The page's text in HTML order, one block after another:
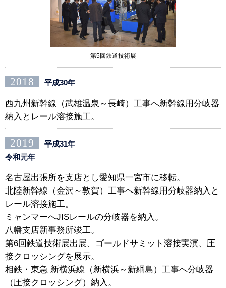
第5回鉄道技術展
2018 平成30年
西九州新幹線（武雄温泉～長崎）工事へ新幹線用分岐器
納入とレール溶接施工。
2019
平成31年
令和元年
名古屋出張所を支店とし愛知県一宮市に移転。
北陸新幹線（金沢～敦賀）工事へ新幹線用分岐器納入と
レール溶接施工。
ミャンマーへJISレールの分岐器を納入。
八幡支店新事務所竣工。
第6回鉄道技術展出展、ゴールドサミット溶接実演、圧
接クロッシングを展示。
相鉄・東急 新横浜線（新横浜～新綱島）工事へ分岐器
（圧接クロッシング）納入。